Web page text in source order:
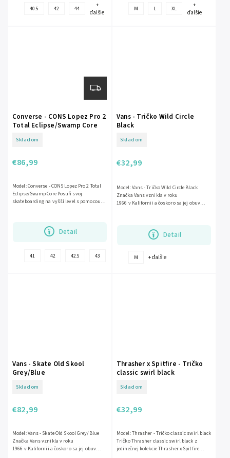
40.5 42 44
+
ďalšie
M L XL
+
ďalšie
Converse - CONS Lopez Pro 2
Total Eclipse/Swamp Core
Skladom
€86,99
Detail
Model: Converse - CONS Lopez Pro 2 Total
Eclipse/Swamp Core Posuň svoj
skateboarding na vyšší level s pomocou
41 42 42.5 43
ďalšie
Vans - Tričko Wild Circle
Black
Skladom
€32,99
Detail
Model: Vans - Tričko Wild Circle Black
Značka Vans vznikla v roku
1966 v Kalifornii a čoskoro sa jej obuv
M + ďalšie
Vans - Skate Old Skool
Grey/Blue
Skladom
€82,99
Model: Vans - Skate Old Skool Grey/Blue
Značka Vans vznikla v roku
1966 v Kalifornii a čoskoro sa jej obuv
Thrasher x Spitfire - Tričko
classic swirl black
Skladom
€32,99
Model: Thrasher - Tričko classic swirl black
Tričko Thrasher classic swirl black z
jedinečnej kolekcie Thrasher x Spitfire